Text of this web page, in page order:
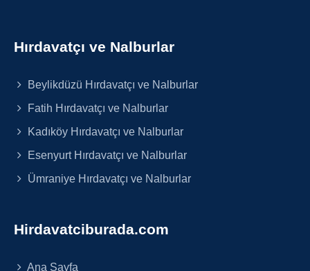
Hırdavatçı ve Nalburlar
Beylikdüzü Hırdavatçı ve Nalburlar
Fatih Hırdavatçı ve Nalburlar
Kadıköy Hırdavatçı ve Nalburlar
Esenyurt Hırdavatçı ve Nalburlar
Ümraniye Hırdavatçı ve Nalburlar
Hirdavatciburada.com
Ana Sayfa